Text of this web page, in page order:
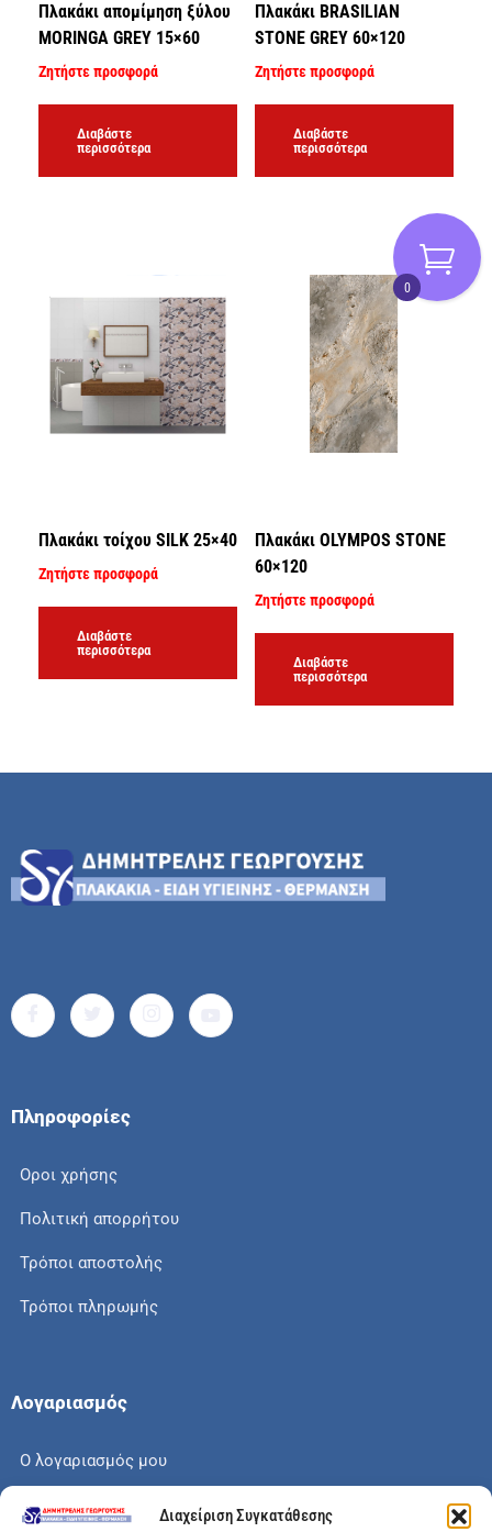
Διαχείριση Συγκατάθεσης
Πλακάκι απομίμηση ξύλου
MORINGA GREY 15×60
Ζητήστε προσφορά
Διαβάστε
περισσότερα
Πλακάκι BRASILIAN
STONE GREY 60×120
Ζητήστε προσφορά
Διαβάστε
περισσότερα
Πλακάκι τοίχου SILK 25×40
Ζητήστε προσφορά
Διαβάστε
περισσότερα
Πλακάκι OLYMPOS STONE
60×120
Ζητήστε προσφορά
Διαβάστε
περισσότερα
Πληροφορίες
Οροι χρήσης
Πολιτική απορρήτου
Τρόποι αποστολής
Τρόποι πληρωμής
Λογαριασμός
Ο λογαριασμός μου
Το καλάθι μου
0